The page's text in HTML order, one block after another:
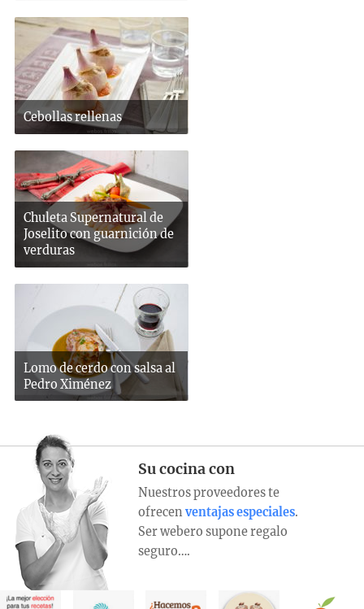
Cebollas rellenas
Chuleta Supernatural de
Joselito con guarnición de
verduras
Lomo de cerdo con salsa al
Pedro Ximénez
Su cocina con
Nuestros proveedores te
ofrecen ventajas especiales.
Ser webero supone regalo
seguro….